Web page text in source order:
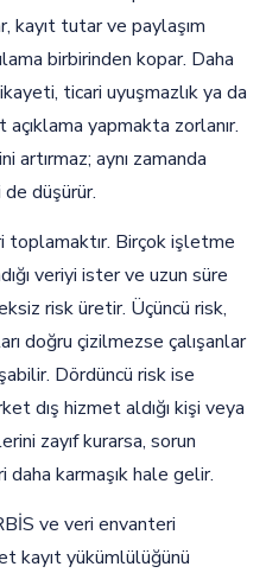
tutar ve paylaşım
birbirinden kopar. Daha
ticari uyuşmazlık ya da
yapmakta zorlanır.
artırmaz; aynı zamanda
düşürür.
toplamaktır. Birçok işletme
veriyi ister ve uzun süre
risk üretir. Üçüncü risk,
doğru çizilmezse çalışanlar
Dördüncü risk ise
dış hizmet aldığı kişi veya
zayıf kurarsa, sorun
karmaşık hale gelir.
ve veri envanteri
kayıt yükümlülüğünü